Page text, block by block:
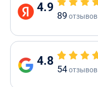
4.9
89 отзывов
4.8
54отзывов